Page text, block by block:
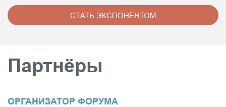
СТАТЬ ЭКСПОНЕНТОМ
Партнёры
ОРГАНИЗАТОР ФОРУМА